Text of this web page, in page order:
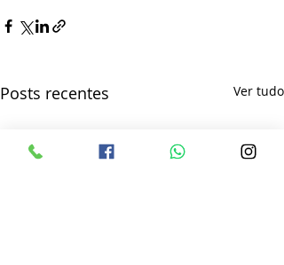
Posts recentes Ver tudo